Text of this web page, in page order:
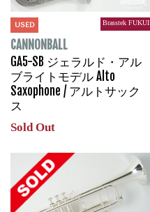
USED Brasstek FUKUI
CANNONBALL
GA5-SB ジェラルド・アル
ブライトモデル Alto
Saxophone / アルトサック
ス
Sold Out